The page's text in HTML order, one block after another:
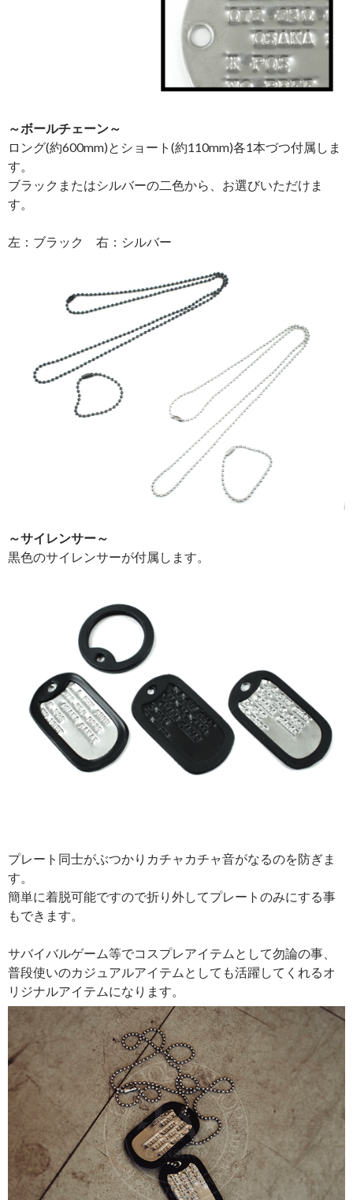
～ボールチェーン～
ロング(約600mm)とショート(約110mm)各1本づつ付属しま
す。
ブラックまたはシルバーの二色から、お選びいただけま
す。
左：ブラック 右：シルバー
～サイレンサー～
黒色のサイレンサーが付属します。
プレート同士がぶつかりカチャカチャ音がなるのを防ぎま
す。
簡単に着脱可能ですので折り外してプレートのみにする事
もできます。
サバイバルゲーム等でコスプレアイテムとして勿論の事、
普段使いのカジュアルアイテムとしても活躍してくれるオ
リジナルアイテムになります。